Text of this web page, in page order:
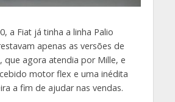
a Fiat já tinha a linha Palio
apenas as versões de
que agora atendia por Mille, e
motor flex e uma inédita
a fim de ajudar nas vendas.